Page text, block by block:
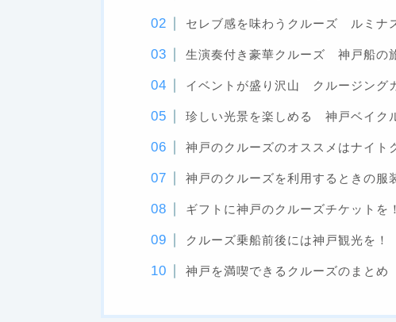
セレブ感を味わうクルーズ ルミナ
生演奏付き豪華クルーズ 神戸船の
イベントが盛り沢山 クルージング
珍しい光景を楽しめる 神戸ベイク
神戸のクルーズのオススメはナイト
神戸のクルーズを利用するときの服
ギフトに神戸のクルーズチケットを！
クルーズ乗船前後には神戸観光を！
神戸を満喫できるクルーズのまとめ